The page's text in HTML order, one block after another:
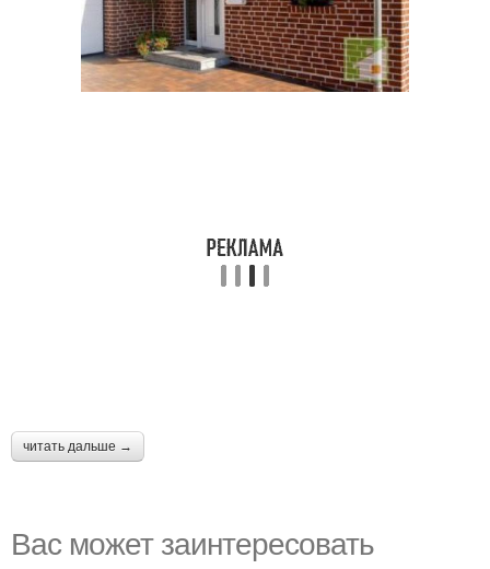
читать дальше →
Вас может заинтересовать